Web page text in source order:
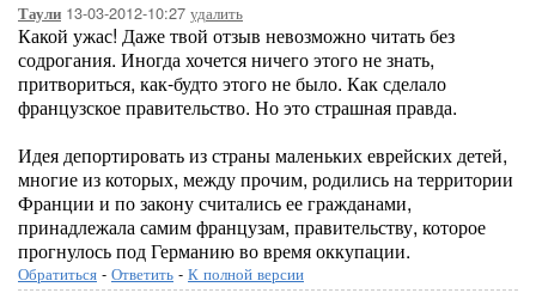
Таули 13-03-2012-10:27 удалить
Какой ужас! Даже твой отзыв невозможно читать без
содрогания. Иногда хочется ничего этого не знать,
притвориться, как-будто этого не было. Как сделало
французское правительство. Но это страшная правда.
Идея депортировать из страны маленьких еврейских детей,
многие из которых, между прочим, родились на территории
Франции и по закону считались ее гражданами,
принадлежала самим французам, правительству, которое
прогнулось под Германию во время оккупации.
Обратиться - Ответить - К полной версии